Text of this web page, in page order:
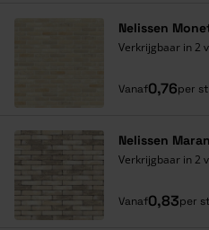
Nelissen
Verkrijgbaar in 2
Vanaf0,76per
Nelissen
Verkrijgbaar in 2
Vanaf0,83per